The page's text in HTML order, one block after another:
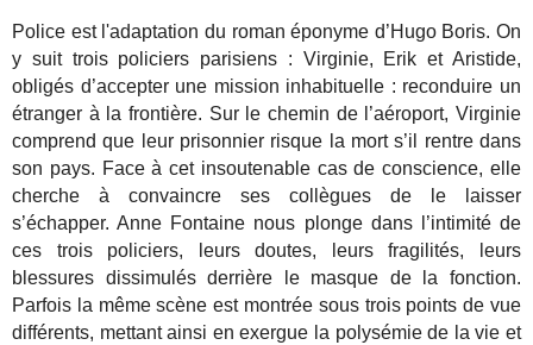
Police est l'adaptation du roman éponyme d’Hugo Boris. On
y suit trois policiers parisiens : Virginie, Erik et Aristide,
obligés d’accepter une mission inhabituelle : reconduire un
étranger à la frontière. Sur le chemin de l’aéroport, Virginie
comprend que leur prisonnier risque la mort s’il rentre dans
son pays. Face à cet insoutenable cas de conscience, elle
cherche à convaincre ses collègues de le laisser
s’échapper. Anne Fontaine nous plonge dans l’intimité de
ces trois policiers, leurs doutes, leurs fragilités, leurs
blessures dissimulés derrière le masque de la fonction.
Parfois la même scène est montrée sous trois points de vue
différents, mettant ainsi en exergue la polysémie de la vie et